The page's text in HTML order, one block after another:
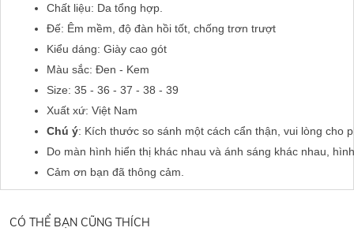
Chất liệu: Da tổng hợp.
Đế: Êm mềm, độ đàn hồi tốt, chống trơn trượt
Kiểu dáng: Giày cao gót
Màu sắc: Đen - Kem
Size: 35 - 36 - 37 - 38 - 39
Xuất xứ: Việt Nam
Chú ý: Kích thước so sánh một cách cẩn thận, vui lòng cho
Do màn hình hiển thị khác nhau và ánh sáng khác nhau,
Cảm ơn bạn đã thông cảm.
CÓ THỂ BẠN CŨNG THÍCH